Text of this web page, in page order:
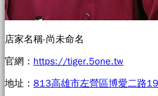
店家名稱-尚未命名
官網： https://tiger.5one.tw
地址： 813高雄市左營區博愛二路